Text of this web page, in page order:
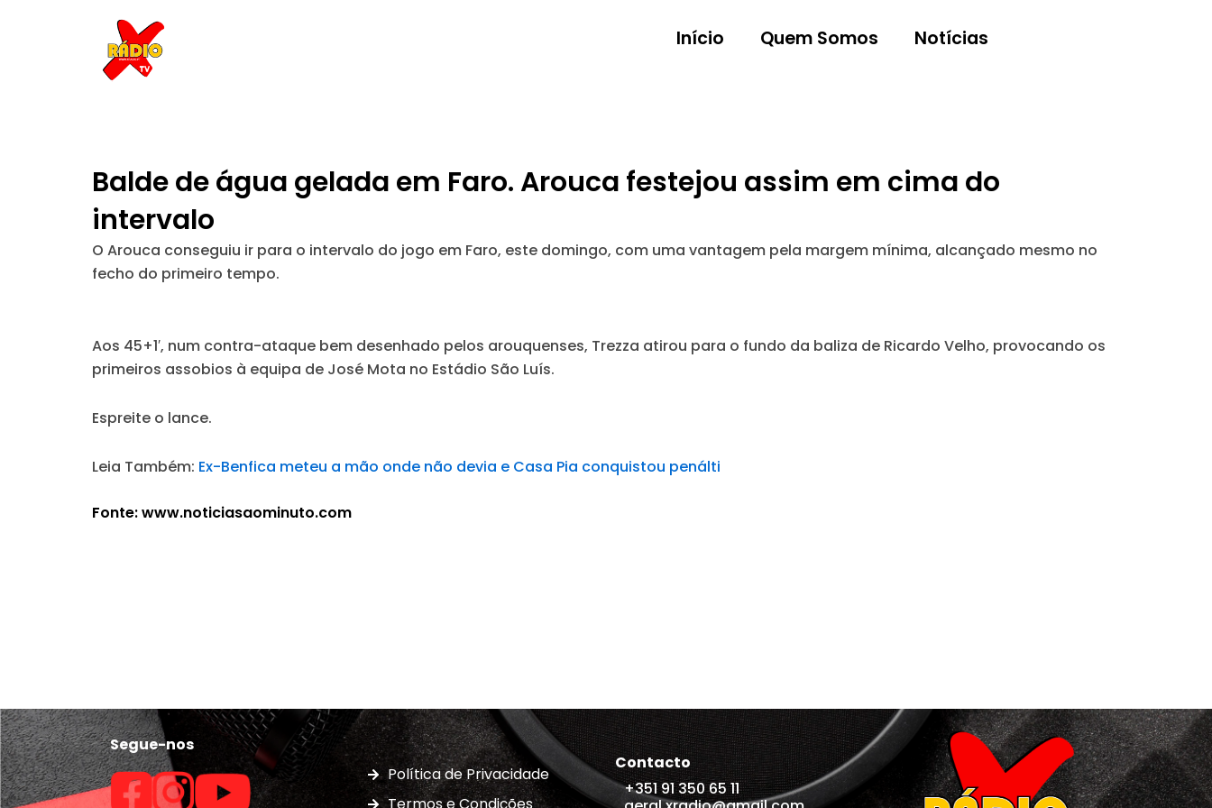
Início Quem Somos Notícias
Balde de água gelada em Faro. Arouca festejou assim em cima do
intervalo
O Arouca conseguiu ir para o intervalo do jogo em Faro, este domingo, com uma vantagem pela margem mínima, alcançado mesmo no
fecho do primeiro tempo.
Aos 45+1′, num contra-ataque bem desenhado pelos arouquenses, Trezza atirou para o fundo da baliza de Ricardo Velho, provocando os
primeiros assobios à equipa de José Mota no Estádio São Luís.
Espreite o lance.
Leia Também: Ex-Benfica meteu a mão onde não devia e Casa Pia conquistou penálti
Fonte: www.noticiasaominuto.com
Segue-nos
Política de Privacidade
Contacto
+351 91 350 65 11